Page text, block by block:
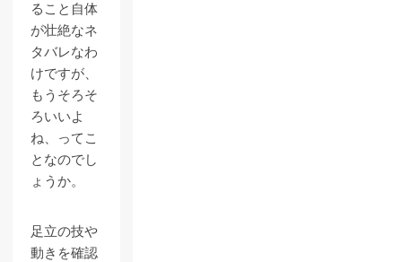
ること自体
が壮絶なネ
タバレなわ
けですが、
もうそろそ
ろいいよ
ね、ってこ
となのでし
ょうか。
足立の技や
動きを確認